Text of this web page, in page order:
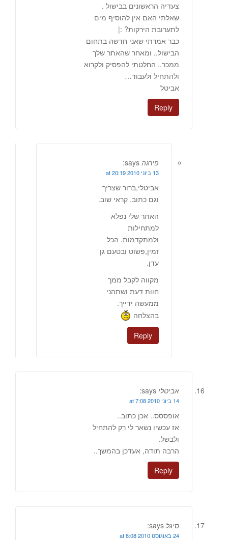
צעדיה הראשונים בבישול .
שאלתי האם אין להוסיף מים
לתערובת הירקות? :|
כבר אמרתי שאני חדשה בתחום
הבישול.. ומאחר שהאתר שלך
ממכר.. החלטתי להפסיק ולקרוא
ולהתחיל ולעבוד…
אביטל
Reply
פירגה says:
13 ביוני 2010 at 20:19
אביטלי,ברור שצריך
וגם כתוב. קראי שוב.
האתר שלי נפלא
למתחילות
ולמתקדמות. הכל
זמין,פשוט ובטעם גן
עדן.
מקווה לקבל ממך
חוות דעת ושתהני
ממעשה ידייך.
בהצלחה
Reply
אביטלי says:
14 ביוני 2010 at 7:08
אופססס.. אכן כתוב..
אז עכשיו נשאר לי רק להתחיל
ולבשל.
הרבה תודה, אעדכן בהמשך..
Reply
סיגל says:
24 באוגוסט 2010 at 8:08